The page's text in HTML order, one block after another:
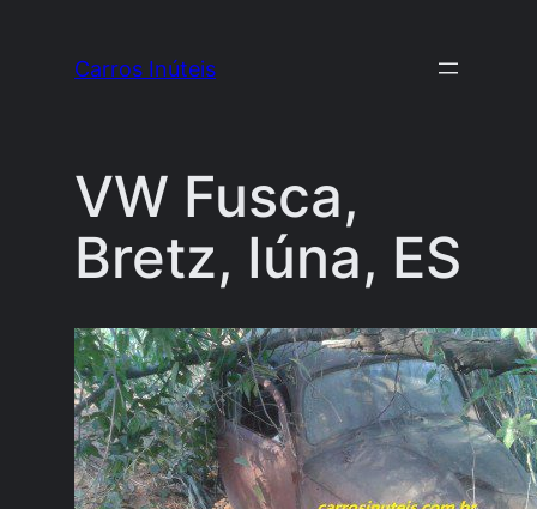
Carros Inúteis
VW Fusca,
Bretz, Iúna, ES